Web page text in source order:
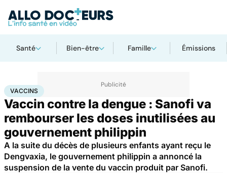
Santé Bien-être Famille Émissions
AccueilSanté Vaccins
VACCINS
Vaccin contre la dengue : Sanofi va
rembourser les doses inutilisées au
gouvernement philippin
A la suite du décès de plusieurs enfants ayant reçu le
Dengvaxia, le gouvernement philippin a annoncé la
suspension de la vente du vaccin produit par Sanofi.